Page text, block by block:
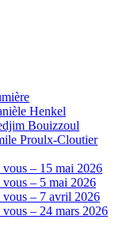
Henkel
Bouizzoul
Proulx-Cloutier
vous – 15 mai 2026
vous – 5 mai 2026
vous – 7 avril 2026
vous – 24 mars 2026